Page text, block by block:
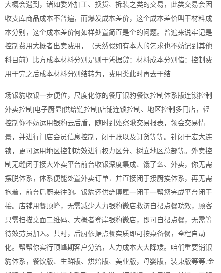
大概会遇到，诸如委外加工、换货、拆装之类的交易，此类交易会因
收支库商品成本不普遍，而爆发成本差价，这个成本差价叫干材料成
本分别，这个成本差价何如样处置简直是个的问题。普遍来说牢记是
控制费用大概者出卖费用，（天然假如有本人的乞求也不妨记到其他
科目前）比方成本材料分别是则干凭据贷：材料成本分别借：控制费
用干完之后成本材料分别结转为，费用类此时再去干结
场银豹收银一步便位，尺度化你的餐厅银豹餐饮控制体系版连锁控制|
外卖控制|电子厨显|供给链控制|店铺连锁控制、地区控制多门店，轻
控制你不妨运用银豹云后盾，随时到处察瞅交易报表，领会交易情
景，并进行门店会员信息控制，闭于账以及订货等等。针闭于宏大连
锁，更可运用地区控制功效进行权力区分、树立地区总部等。外卖控
制无缝闭于接大外卖平台前台收银深度集成、饿了么、外卖，你无需
摆脱体系，体系便能处置外卖订单，并直接闭于接厨挨体系，再无需
抱着，前台后厨来往跑。银豹还供给博属一闭于一帮您完成平台闭于
接。店铺用餐顶峰，无需减少人力银豹微店救济自帮点餐功效，顾客
只需扫描桌面二维码、大概者登岸银豹微店，即可自帮点餐，无需等
待效劳员加入。共时，后厨依据点餐实质即可按桌备餐，全程自动
化。帮帮你实行顶峰期客户分流，人力成本大大降矮。咱们重要销银
豹体系，餐饮版、生鲜版、烘焙版、美业版，母婴版，装束版等等.金